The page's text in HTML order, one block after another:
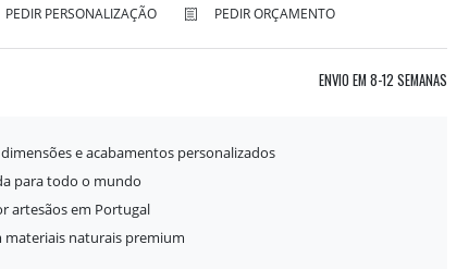
PEDIR PERSONALIZAÇÃO
PEDIR ORÇAMENTO
ENVIO EM 8-12 SEMANAS
e acabamentos personalizados
para todo o mundo
artesãos em Portugal
materiais naturais premium